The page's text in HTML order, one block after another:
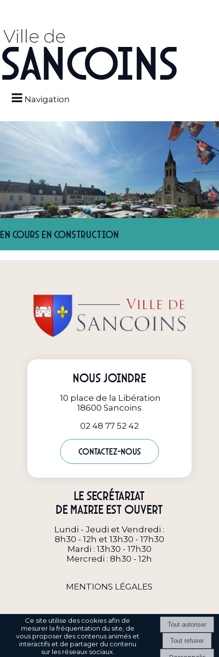
Navigation
En cours en construction
Nous joindre
10 place de la Libération
18600 Sancoins
02 48 77 52 42
Contactez-nous
Le secrétariat
de Mairie est ouvert
Lundi - Jeudi et Vendredi :
8h30 - 12h et 13h30 - 17h30
Mardi : 13h30 - 17h30
Mercredi : 8h30 - 12h
MENTIONS LÉGALES
Site commercialisé par Centre France Solution Pro - Création et
hébergement du site Internet réalisé par Net15
Ce site utilise des cookies afin de
mesurer la fréquentation du site, de
vous proposer des contenus animés et
interactifs et de partager du contenu
sur les réseaux sociaux.